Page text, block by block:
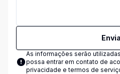
As informações serão
possa entrar em contato de
privacidade e termos de